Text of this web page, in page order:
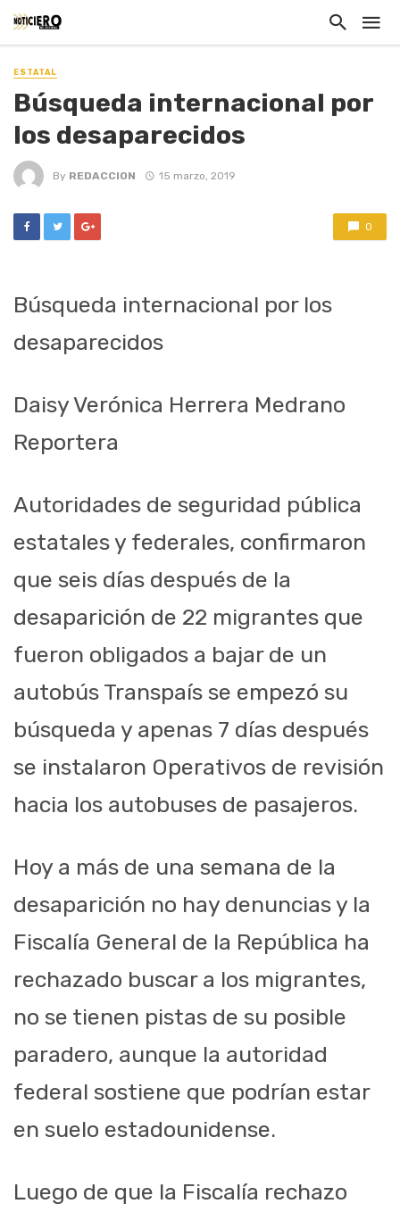
ESTATAL
Búsqueda internacional por
los desaparecidos
By REDACCION 15 marzo, 2019
0
Búsqueda internacional por los
desaparecidos
Daisy Verónica Herrera Medrano
Reportera
Autoridades de seguridad pública
estatales y federales, confirmaron
que seis días después de la
desaparición de 22 migrantes que
fueron obligados a bajar de un
autobús Transpaís se empezó su
búsqueda y apenas 7 días después
se instalaron Operativos de revisión
hacia los autobuses de pasajeros.
Hoy a más de una semana de la
desaparición no hay denuncias y la
Fiscalía General de la República ha
rechazado buscar a los migrantes,
no se tienen pistas de su posible
paradero, aunque la autoridad
federal sostiene que podrían estar
en suelo estadounidense.
Luego de que la Fiscalía rechazo